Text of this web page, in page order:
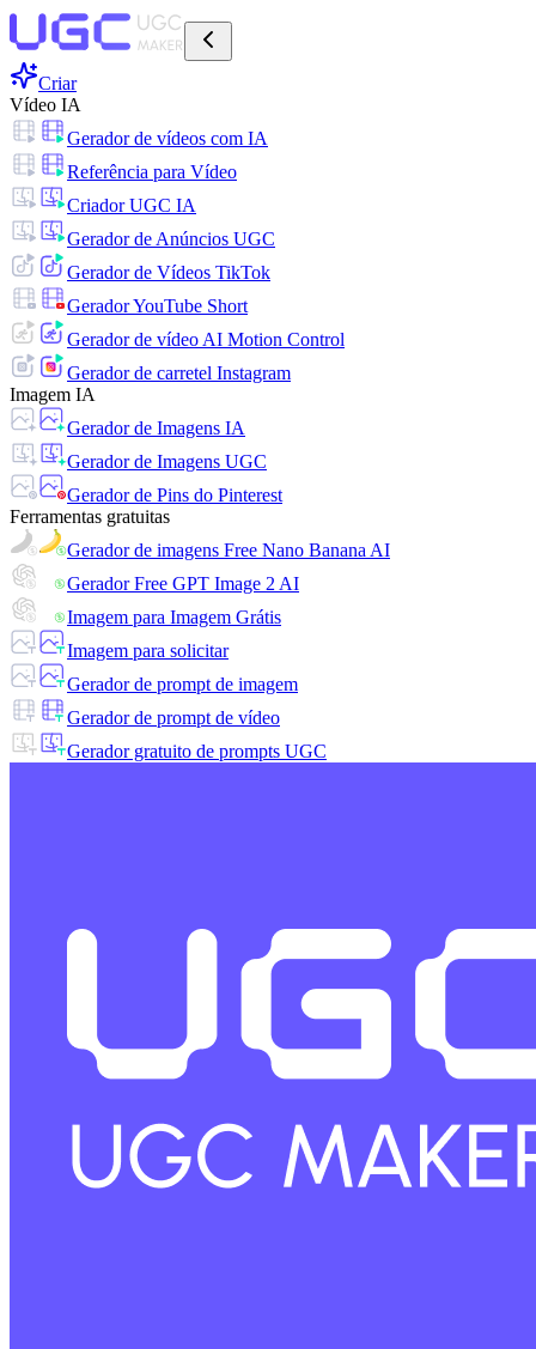
Criar
Vídeo IA
Gerador de vídeos com IA
Referência para Vídeo
Criador UGC IA
Gerador de Anúncios UGC
Gerador de Vídeos TikTok
Gerador YouTube Short
Gerador de vídeo AI Motion Control
Gerador de carretel Instagram
Imagem IA
Gerador de Imagens IA
Gerador de Imagens UGC
Gerador de Pins do Pinterest
Ferramentas gratuitas
Gerador de imagens Free Nano Banana AI
Gerador Free GPT Image 2 AI
Imagem para Imagem Grátis
Imagem para solicitar
Gerador de prompt de imagem
Gerador de prompt de vídeo
Gerador gratuito de prompts UGC